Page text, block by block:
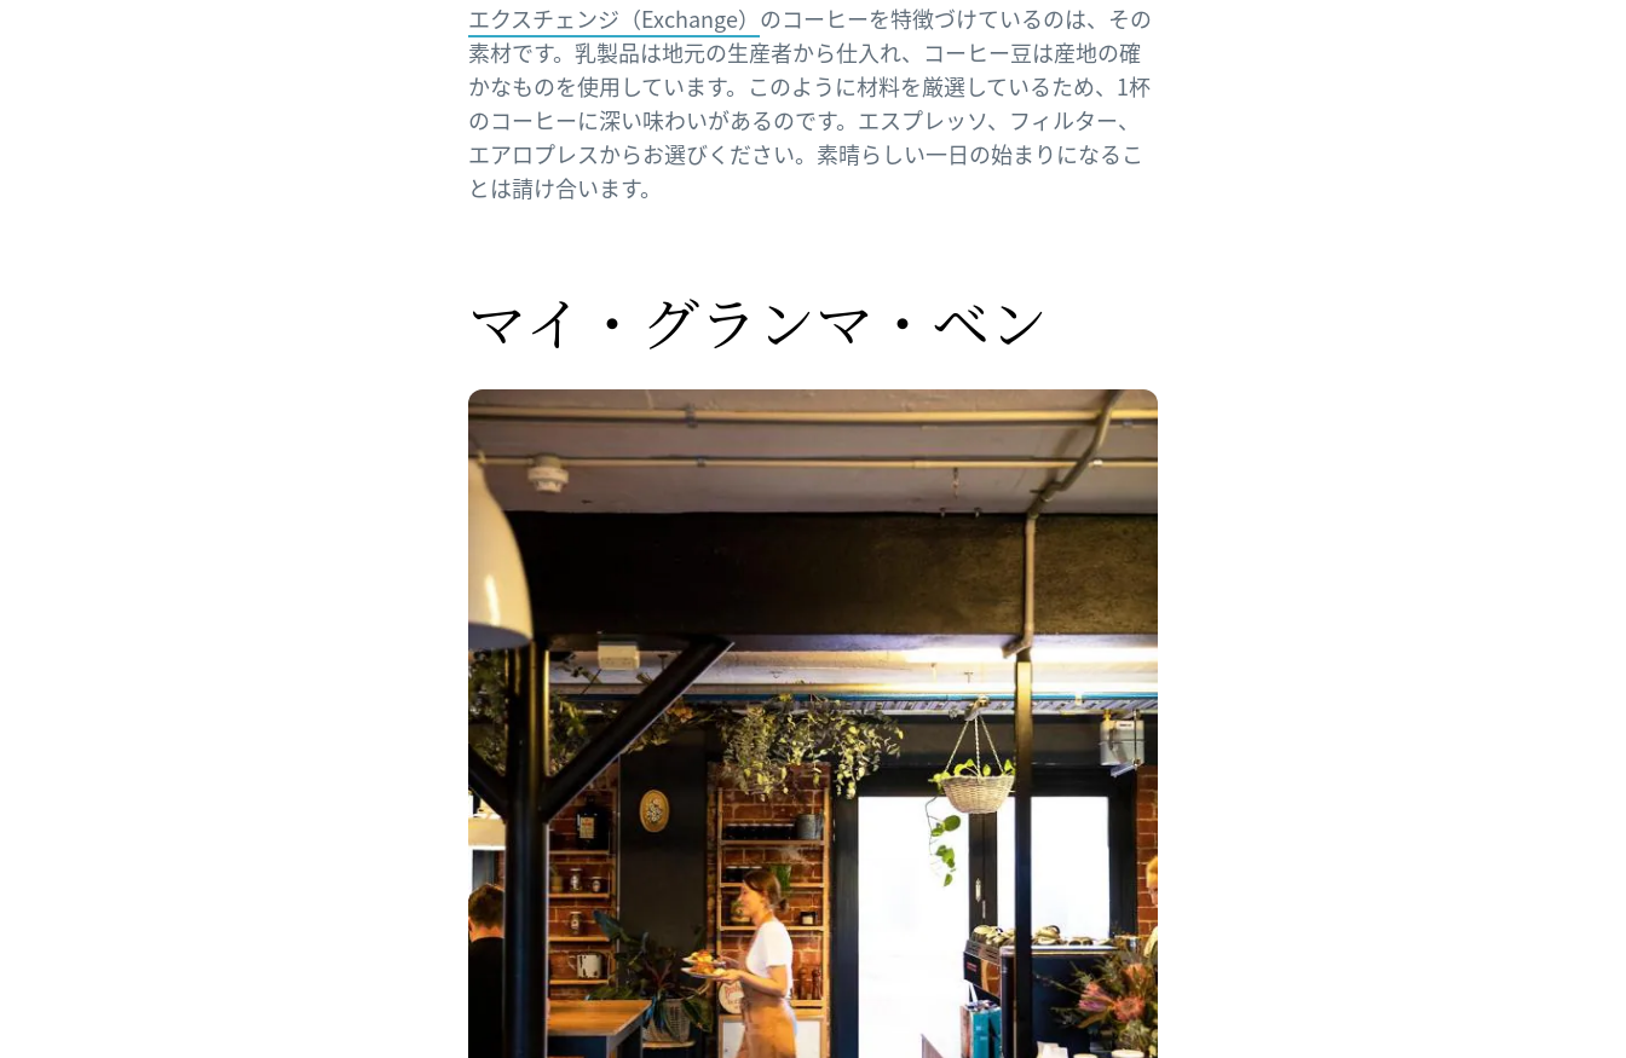
エクスチェンジ（Exchange） のコーヒーを特徴づけているのは、その
素材です。乳製品は地元の生産者から仕入れ、コーヒー豆は産地の確
かなものを使用しています。このように材料を厳選しているため、1杯
のコーヒーに深い味わいがあるのです。エスプレッソ、フィルター、
エアロプレスからお選びください。素晴らしい一日の始まりになるこ
とは請け合います。
マイ・グランマ・ベン